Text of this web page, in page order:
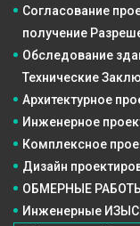
ОБМЕРНЫЕ
Инженерные
Согласование
получение
Обследование
Технические
Архитектурное
Инженерное
Комплексное
Дизайн